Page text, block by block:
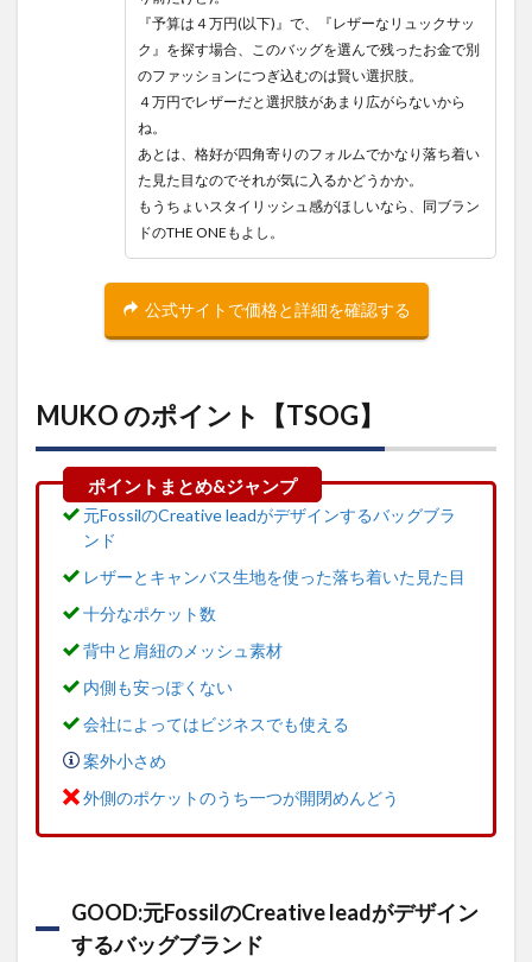
『予算は４万円(以下)』で、『レザーなリュックサッ
ク』を探す場合、このバッグを選んで残ったお金で別
のファッションにつぎ込むのは賢い選択肢。
４万円でレザーだと選択肢があまり広がらないから
ね。
あとは、格好が四角寄りのフォルムでかなり落ち着い
た見た目なのでそれが気に入るかどうかか。
もうちょいスタイリッシュ感がほしいなら、同ブラン
ドのTHE ONEもよし。
公式サイトで価格と詳細を確認する
MUKO のポイント【TSOG】
元FossilのCreative leadがデザインするバッグブラ
ンド
レザーとキャンバス生地を使った落ち着いた見た目
十分なポケット数
背中と肩紐のメッシュ素材
内側も安っぽくない
会社によってはビジネスでも使える
案外小さめ
外側のポケットのうち一つが開閉めんどう
GOOD:元FossilのCreative leadがデザイン
するバッグブランド